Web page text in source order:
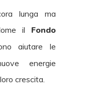
lunga ma
il Fondo
aiutare le
energie
crescita.